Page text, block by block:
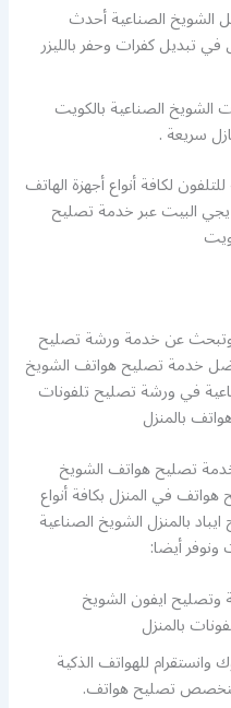
الشويخ الصناعية أحدث
تبديل كفرات وحفر بالليزر
الصناعية بالكويت
سريعة .
لكافة أنواع أجهزة الهاتف
البيت عبر خدمة تصليح
عن خدمة ورشة تصليح
خدمة تصليح هواتف الشويخ
في ورشة تصليح تلفونات
بالمنزل
تصليح هواتف الشويخ
في المنزل بكافة أنواع
بالمنزل الشويخ الصناعية
أيضا:
ايفون الشويخ
بالمنزل
للهواتف الذكية
متخصص تصليح هواتف.